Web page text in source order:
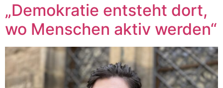
„Demokratie entsteht dort,
wo Menschen aktiv werden“